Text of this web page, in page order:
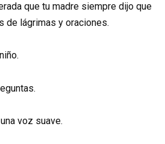
que tu madre siempre dijo que
de lágrimas y oraciones.
voz suave.